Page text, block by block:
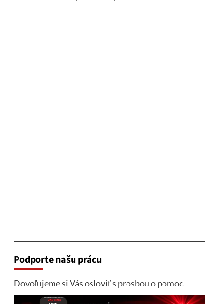
Podporte našu prácu
Dovoľujeme si Vás osloviť s prosbou o pomoc.